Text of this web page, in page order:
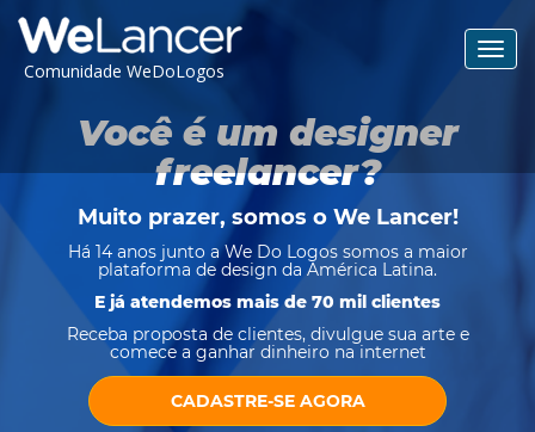
Comunidade WeDoLogos
Você é um designer
freelancer?
Muito prazer, somos o We Lancer!
Há 14 anos junto a We Do Logos somos a maior
plataforma de design da América Latina.
E já atendemos mais de 70 mil clientes
Receba proposta de clientes, divulgue sua arte e
comece a ganhar dinheiro na internet
CADASTRE-SE AGORA